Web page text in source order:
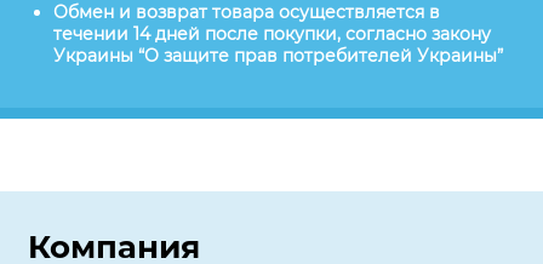
Обмен и возврат товара осуществляется в
течении 14 дней после покупки, согласно закону
Украины “О защите прав потребителей Украины”
Компания